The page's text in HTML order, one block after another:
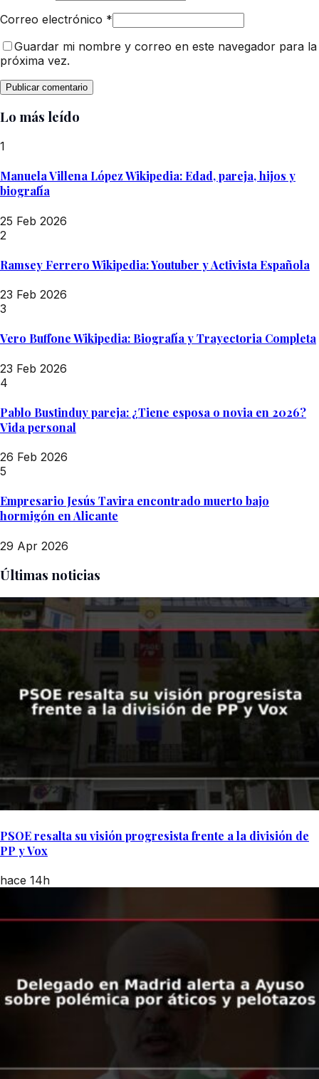
Correo electrónico *
Guardar mi nombre y correo en este navegador para la
próxima vez.
Lo más leído
1
Manuela Villena López Wikipedia: Edad, pareja, hijos y
biografía
25 Feb 2026
2
Ramsey Ferrero Wikipedia: Youtuber y Activista Española
23 Feb 2026
3
Vero Buffone Wikipedia: Biografía y Trayectoria Completa
23 Feb 2026
4
Pablo Bustinduy pareja: ¿Tiene esposa o novia en 2026?
Vida personal
26 Feb 2026
5
Empresario Jesús Tavira encontrado muerto bajo
hormigón en Alicante
29 Apr 2026
Últimas noticias
PSOE resalta su visión progresista frente a la división de
PP y Vox
hace 14h